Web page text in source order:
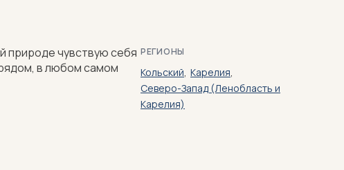
природе чувствую себя
в любом самом
РЕГИОНЫ
Кольский, Карелия,
Северо-Запад (Ленобласть и
Карелия)